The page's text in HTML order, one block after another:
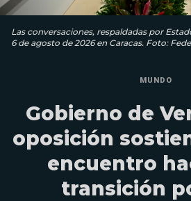
Las conversaciones, respaldadas por
6 de agosto de 2026 en Caracas. Foto:
MUNDO
Gobierno de
oposición
encuentro
transición